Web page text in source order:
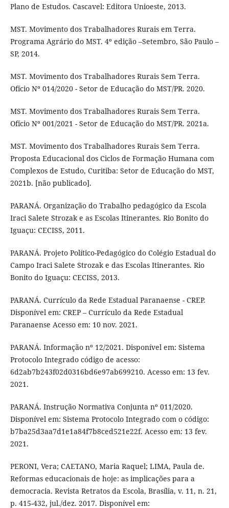
Plano de Estudos. Cascavel: Editora Unioeste, 2013.
MST. Movimento dos Trabalhadores Rurais em Terra.
Programa Agrário do MST. 4º edição –Setembro, São Paulo –
SP, 2014.
MST. Movimento dos Trabalhadores Rurais Sem Terra.
Ofício Nº 014/2020 - Setor de Educação do MST/PR. 2020.
MST. Movimento dos Trabalhadores Rurais Sem Terra.
Ofício Nº 001/2021 - Setor de Educação do MST/PR. 2021a.
MST. Movimento dos Trabalhadores Rurais Sem Terra.
Proposta Educacional dos Ciclos de Formação Humana com
Complexos de Estudo, Curitiba: Setor de Educação do MST,
2021b. [não publicado].
PARANÁ. Organização do Trabalho pedagógico da Escola
Iraci Salete Strozak e as Escolas Itinerantes. Rio Bonito do
Iguaçu: CECISS, 2011.
PARANÁ. Projeto Político-Pedagógico do Colégio Estadual do
Campo Iraci Salete Strozak e das Escolas Itinerantes. Rio
Bonito do Iguaçu: CECISS, 2013.
PARANÁ. Currículo da Rede Estadual Paranaense - CREP.
Disponível em: CREP – Currículo da Rede Estadual
Paranaense Acesso em: 10 nov. 2021.
PARANÁ. Informação nº 12/2021. Disponível em: Sistema
Protocolo Integrado código de acesso:
6d2ab7b243f02d0316bd6e97ab699210. Acesso em: 13 fev.
2021.
PARANÁ. Instrução Normativa Conjunta nº 011/2020.
Disponível em: Sistema Protocolo Integrado com o código:
b7ba25d3aa7d1e1a84f7b8ced521e22f. Acesso em: 13 fev.
2021.
PERONI, Vera; CAETANO, Maria Raquel; LIMA, Paula de.
Reformas educacionais de hoje: as implicações para a
democracia. Revista Retratos da Escola, Brasília, v. 11, n. 21,
p. 415-432, jul./dez. 2017. Disponível em: